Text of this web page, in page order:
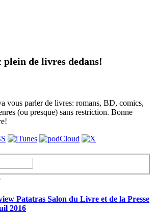
plein de livres dedans!
vous parler de livres: romans, BD, comics,
(ou presque) sans restriction. Bonne
Patatras Salon du Livre et de la Presse
2016